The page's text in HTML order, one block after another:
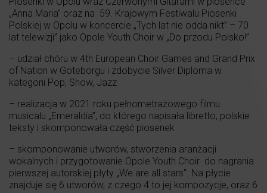
„Anna Maria” oraz na 59. Krajowym Festiwalu Piosenki
Polskiej w Opolu w koncercie „Tych lat nie odda nikt” – 70
lat telewizji” jako Opole Youth Choir w „Do przodu Polsko!”
– udział chóru w 4th European Choir Games and Grand Prix
of Nation w Goteborgu i zdobycie Silver Diploma w
kategorii Pop, Show, Jazz
– realizacja w 2021 roku pełnometrażowego filmu
musicalu „Emeraldia”, do którego napisała libretto, polskie
teksty i skomponowała część piosenek
– skomponowanie utworów, stworzenia aranżacji
wokalnych i przygotowanie Opole Youth Choir do nagrania
pierwszej autorskiej płyty „We are all stars”. Na płycie
znajduje się 6 utworów, z czego 4 to jej kompozycje, oraz 6